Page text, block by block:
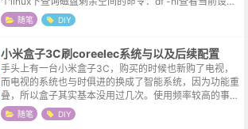
接入的存储设备；fdisk -l格式化命令，可选，在window
s上...
随笔 DIY
小米盒子3C刷coreelec系统与以及后续配置
手头上有一台小米盒子3C，购买的时候也新购了电视，
而电视的系统也与时俱进的换成了智能系统，因为功能重
叠，所以盒子其实基本没用过几次。使用频率较高的事
情，总希望它能更简单一些，能点击一次的时候绝不点击
两次，能只操作一个遥控器的时候，也不...
随笔 DIY